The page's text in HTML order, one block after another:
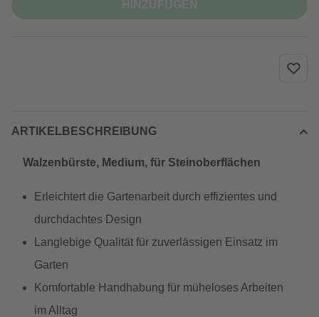
ARTIKELBESCHREIBUNG
Walzenbürste, Medium, für Steinoberflächen
Erleichtert die Gartenarbeit durch effizientes und
durchdachtes Design
Langlebige Qualität für zuverlässigen Einsatz im
Garten
Komfortable Handhabung für müheloses Arbeiten
im Alltag